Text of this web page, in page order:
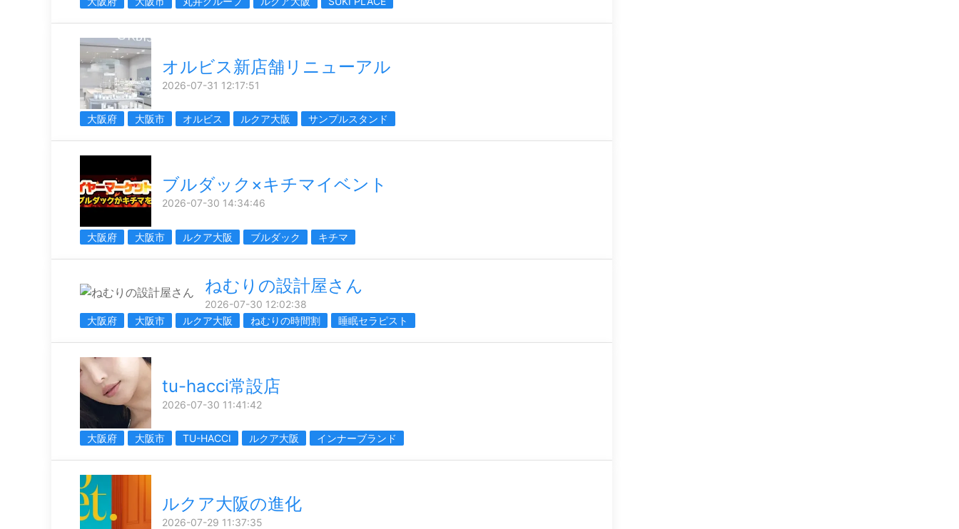
オルビス新店舗リニューアル
2026-07-31 12:17:51
大阪府 大阪市 オルビス ルクア大阪 サンプルスタンド
ブルダック×キチマイベント
2026-07-30 14:34:46
大阪府 大阪市 ルクア大阪 ブルダック キチマ
ねむりの設計屋さん
2026-07-30 12:02:38
大阪府
大阪市 ルクア大阪 ねむりの時間割 睡眠セラピスト
tu-hacci常設店
2026-07-30 11:41:42
大阪府 大阪市 TU-HACCI ルクア大阪 インナーブランド
ルクア大阪の進化
2026-07-29 11:37:35